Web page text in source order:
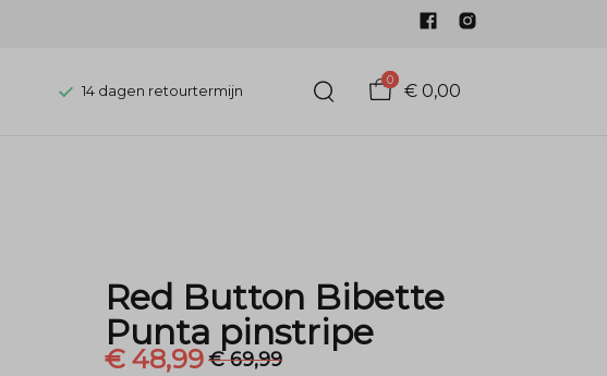
14 dagen retourtermijn
0
€ 0,00
Red Button Bibette
Punta pinstripe
€ 48,99€ 69,99